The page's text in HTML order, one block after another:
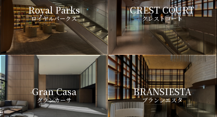
Royal Parks
ロイヤルパークス
CREST COURT
クレストコート
Gran Casa
グランカーサ
BRANSIESTA
ブランシエスタ